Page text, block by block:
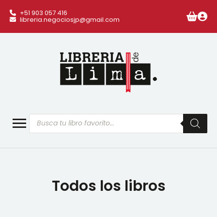
+51 903 057 416
libreria.negociosjp@gmail.com
Búsqueda
de
productos
Todos los libros